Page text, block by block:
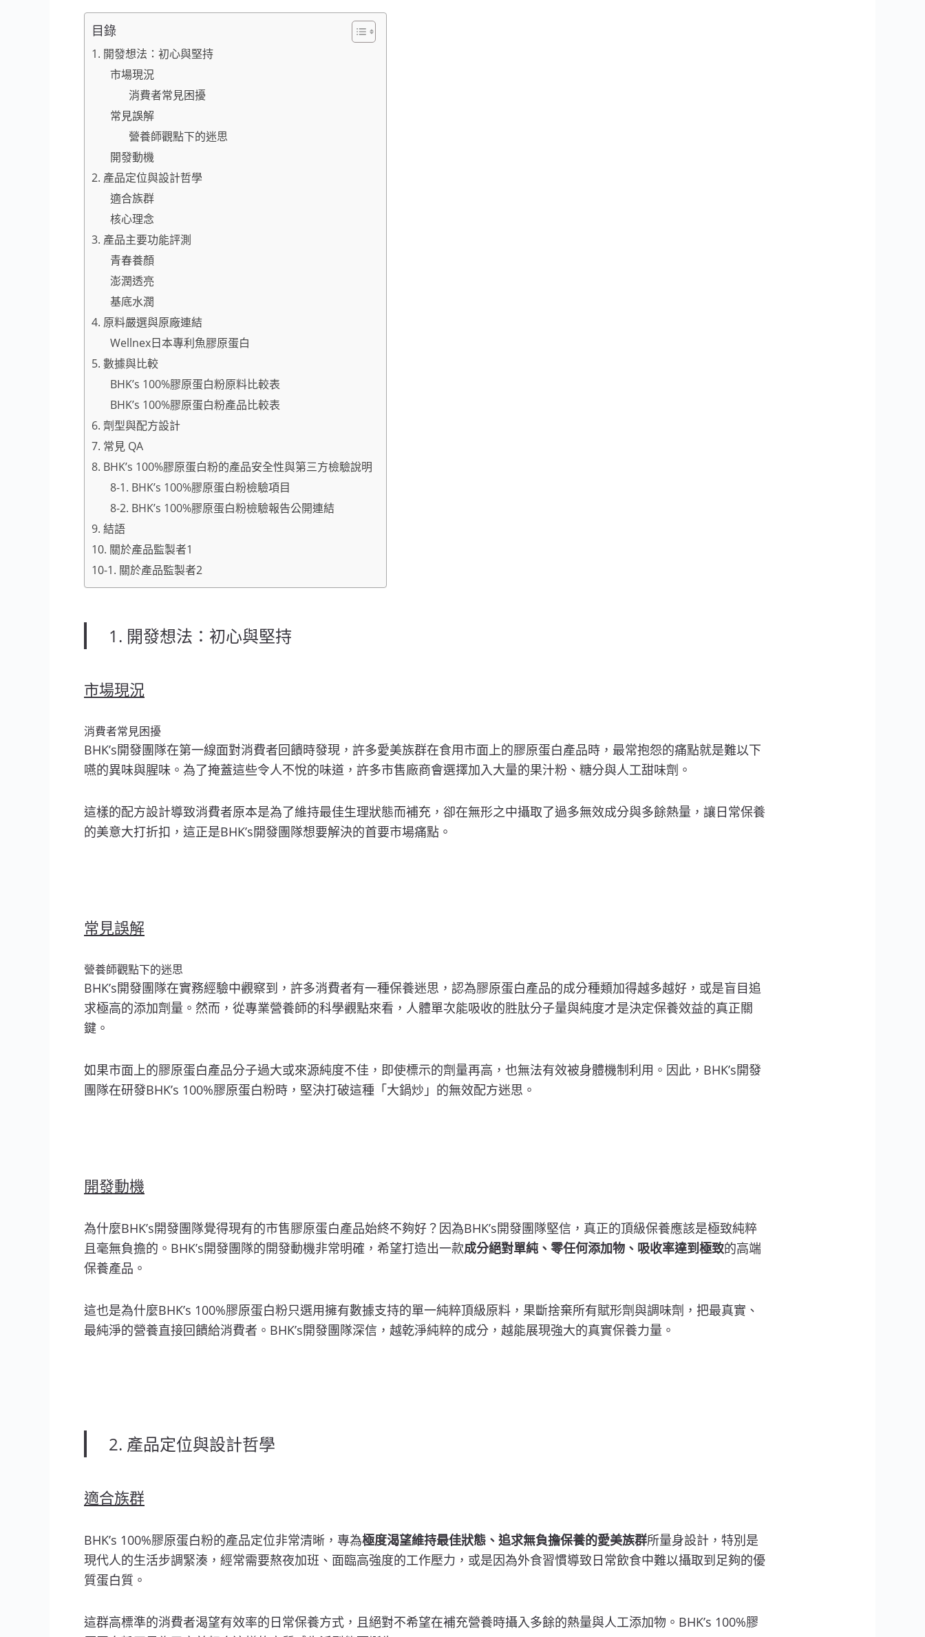
目錄
1. 開發想法：初心與堅持
市場現況
消費者常見困擾
常見誤解
營養師觀點下的迷思
開發動機
2. 產品定位與設計哲學
適合族群
核心理念
3. 產品主要功能評測
青春養顏
澎潤透亮
基底水潤
4. 原料嚴選與原廠連結
Wellnex日本專利魚膠原蛋白
5. 數據與比較
BHK’s 100%膠原蛋白粉原料比較表
BHK’s 100%膠原蛋白粉產品比較表
6. 劑型與配方設計
7. 常見 QA
8. BHK’s 100%膠原蛋白粉的產品安全性與第三方檢驗說明
8-1. BHK’s 100%膠原蛋白粉檢驗項目
8-2. BHK’s 100%膠原蛋白粉檢驗報告公開連結
9. 結語
10. 關於產品監製者1
10-1. 關於產品監製者2
1. 開發想法：初心與堅持
市場現況
消費者常見困擾
BHK’s開發團隊在第一線面對消費者回饋時發現，許多愛美族群在食用市面上的膠原蛋白產品時，最常抱怨的痛點就是難以下
嚥的異味與腥味。為了掩蓋這些令人不悅的味道，許多市售廠商會選擇加入大量的果汁粉、糖分與人工甜味劑。
這樣的配方設計導致消費者原本是為了維持最佳生理狀態而補充，卻在無形之中攝取了過多無效成分與多餘熱量，讓日常保養
的美意大打折扣，這正是BHK’s開發團隊想要解決的首要市場痛點。
常見誤解
營養師觀點下的迷思
BHK’s開發團隊在實務經驗中觀察到，許多消費者有一種保養迷思，認為膠原蛋白產品的成分種類加得越多越好，或是盲目追
求極高的添加劑量。然而，從專業營養師的科學觀點來看，人體單次能吸收的胜肽分子量與純度才是決定保養效益的真正關
鍵。
如果市面上的膠原蛋白產品分子過大或來源純度不佳，即使標示的劑量再高，也無法有效被身體機制利用。因此，BHK’s開發
團隊在研發BHK’s 100%膠原蛋白粉時，堅決打破這種「大鍋炒」的無效配方迷思。
開發動機
為什麼BHK’s開發團隊覺得現有的市售膠原蛋白產品始終不夠好？因為BHK’s開發團隊堅信，真正的頂級保養應該是極致純粹
且毫無負擔的。BHK’s開發團隊的開發動機非常明確，希望打造出一款成分絕對單純、零任何添加物、吸收率達到極致的高端
保養產品。
這也是為什麼BHK’s 100%膠原蛋白粉只選用擁有數據支持的單一純粹頂級原料，果斷捨棄所有賦形劑與調味劑，把最真實、
最純淨的營養直接回饋給消費者。BHK’s開發團隊深信，越乾淨純粹的成分，越能展現強大的真實保養力量。
2. 產品定位與設計哲學
適合族群
BHK’s 100%膠原蛋白粉的產品定位非常清晰，專為極度渴望維持最佳狀態、追求無負擔保養的愛美族群所量身設計，特別是
現代人的生活步調緊湊，經常需要熬夜加班、面臨高強度的工作壓力，或是因為外食習慣導致日常飲食中難以攝取到足夠的優
質蛋白質。
這群高標準的消費者渴望有效率的日常保養方式，且絕對不希望在補充營養時攝入多餘的熱量與人工添加物。BHK’s 100%膠